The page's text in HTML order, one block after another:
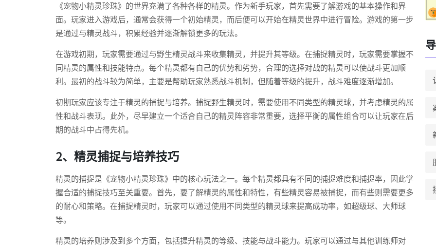
《宠物小精灵珍珠》的世界充满了各种各样的精灵。作为新手玩家，首先需要了解游戏的基本操作和界
面。玩家进入游戏后，通常会获得一个初始精灵，而后便可以开始在精灵世界中进行冒险。游戏的第一步
是通过与精灵战斗，积累经验并逐渐解锁更多的玩法。
在游戏初期，玩家需要通过与野生精灵战斗来收集精灵，并提升其等级。在捕捉精灵时，玩家需要掌握不
同精灵的属性和技能特点。每个精灵都有自己的优势和劣势，合理的选择对战的精灵可以使战斗更加顺
利。最初的战斗较为简单，主要是帮助玩家熟悉战斗机制，但随着等级的提升，战斗难度逐渐增加。
初期玩家应该专注于精灵的捕捉与培养。捕捉野生精灵时，需要使用不同类型的精灵球，并考虑精灵的属
性和战斗表现。此外，尽早建立一个适合自己的精灵阵容非常重要，选择平衡的属性组合可以让玩家在后
期的战斗中占得先机。
2、精灵捕捉与培养技巧
精灵的捕捉是《宠物小精灵珍珠》中的核心玩法之一。每个精灵都具有不同的捕捉难度和捕捉率，因此掌
握合适的捕捉技巧至关重要。首先，要了解精灵的属性和特性，有些精灵容易被捕捉，而有些则需要更多
的耐心和策略。在捕捉精灵时，玩家可以通过使用不同类型的精灵球来提高成功率，如超级球、大师球
等。
精灵的培养则涉及到多个方面，包括提升精灵的等级、技能与战斗能力。玩家可以通过与其他训练师对